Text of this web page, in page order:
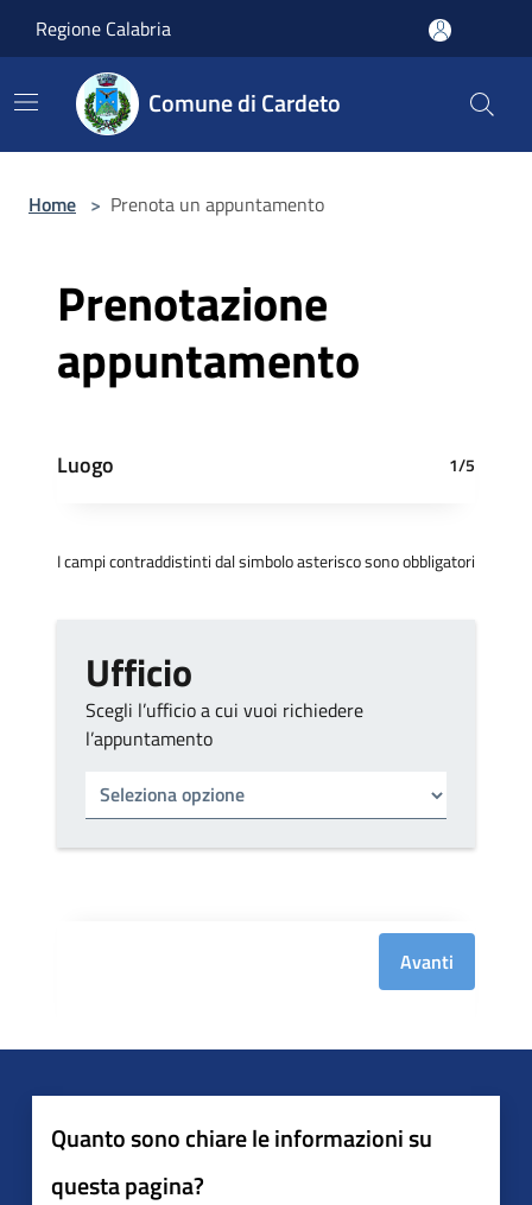
Regione Calabria
Comune di Cardeto
Home > Prenota un appuntamento
Prenotazione
appuntamento
Luogo 1/5
I campi contraddistinti dal simbolo asterisco sono obbligatori
Ufficio
Scegli l’ufficio a cui vuoi richiedere
l’appuntamento
Tipo di ufficio
Avanti
Quanto sono chiare le informazioni su
questa pagina?